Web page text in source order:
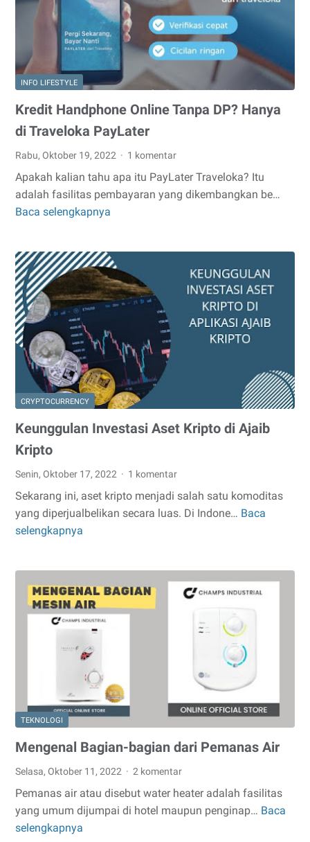
INFO LIFESTYLE
Kredit Handphone Online Tanpa DP? Hanya
di Traveloka PayLater
Rabu, Oktober 19, 2022 1 komentar
Apakah kalian tahu apa itu PayLater Traveloka? Itu
adalah fasilitas pembayaran yang dikembangkan be…
Baca selengkapnya
Tanpa
DP?
Hanya
Traveloka
PayLater
CRYPTOCURRENCY
Keunggulan Investasi Aset Kripto di Ajaib
Kripto
Senin, Oktober 17, 2022 1 komentar
Sekarang ini, aset kripto menjadi salah satu komoditas
yang diperjualbelikan secara luas. Di Indone… Baca
selengkapnya
Keunggulan
di
Ajaib
Kripto
TEKNOLOGI
Mengenal Bagian-bagian dari Pemanas Air
Selasa, Oktober 11, 2022 2 komentar
Pemanas air atau disebut water heater adalah fasilitas
yang umum dijumpai di hotel maupun penginap… Baca
selengkapnya
Mengenal